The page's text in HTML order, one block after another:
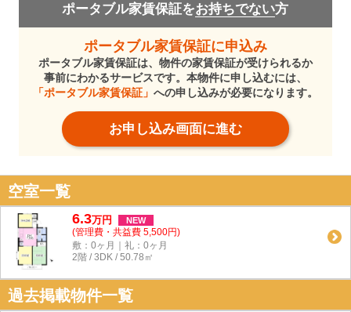
ポータブル家賃保証をお持ちでない方
ポータブル家賃保証に申込み
ポータブル家賃保証は、物件の家賃保証が受けられるか
事前にわかるサービスです。本物件に申し込むには、
「ポータブル家賃保証」 への申し込みが必要になります。
お申し込み画面に進む
空室一覧
6.3万円 NEW
(管理費・共益費 5,500円)
敷：0ヶ月｜礼：0ヶ月
2階 / 3DK / 50.78㎡
過去掲載物件一覧